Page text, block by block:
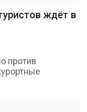
ждёт в
против